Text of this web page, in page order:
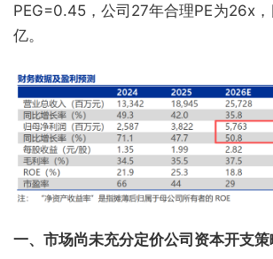
PEG=0.45，公司27年合理PE为26x
亿。
一、市场尚未充分定价公司资本开支